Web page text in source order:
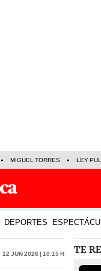
MIGUEL TORRES LEY
DEPORTES
12 Jun 2026 | 10:15 h TE